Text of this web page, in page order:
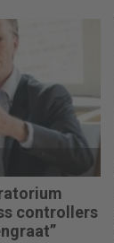
de public
te houden
expert in
tips aan
perfecte
zelfs beter
controllers